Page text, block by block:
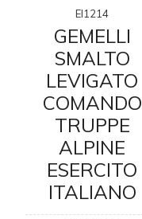
EI1214
GEMELLI
SMALTO
LEVIGATO
COMANDO
TRUPPE
ALPINE
ESERCITO
ITALIANO